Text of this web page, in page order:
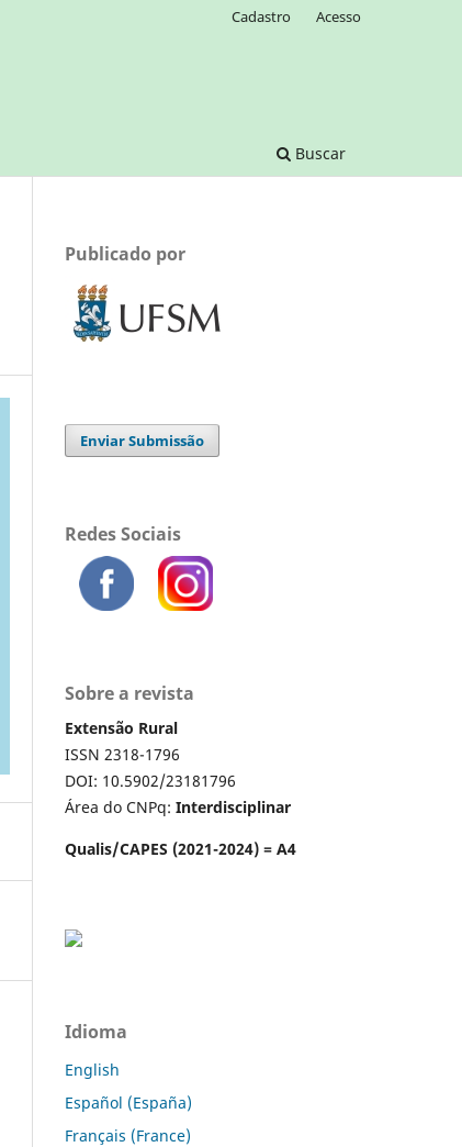
Buscar
Cadastro Acesso
Publicado por
Enviar Submissão
Redes Sociais
Sobre a revista
Extensão Rural
ISSN 2318-1796
DOI: 10.5902/23181796
Área do CNPq: Interdisciplinar
Qualis/CAPES (2021-2024) = A4
Idioma
English
Español (España)
Français (France)